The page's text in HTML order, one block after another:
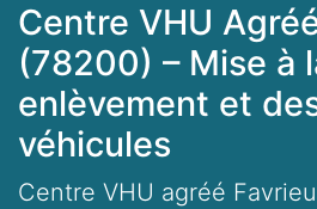
Centre VHU
(78200) – Mise à
enlèvement et
véhicules
Centre VHU agréé